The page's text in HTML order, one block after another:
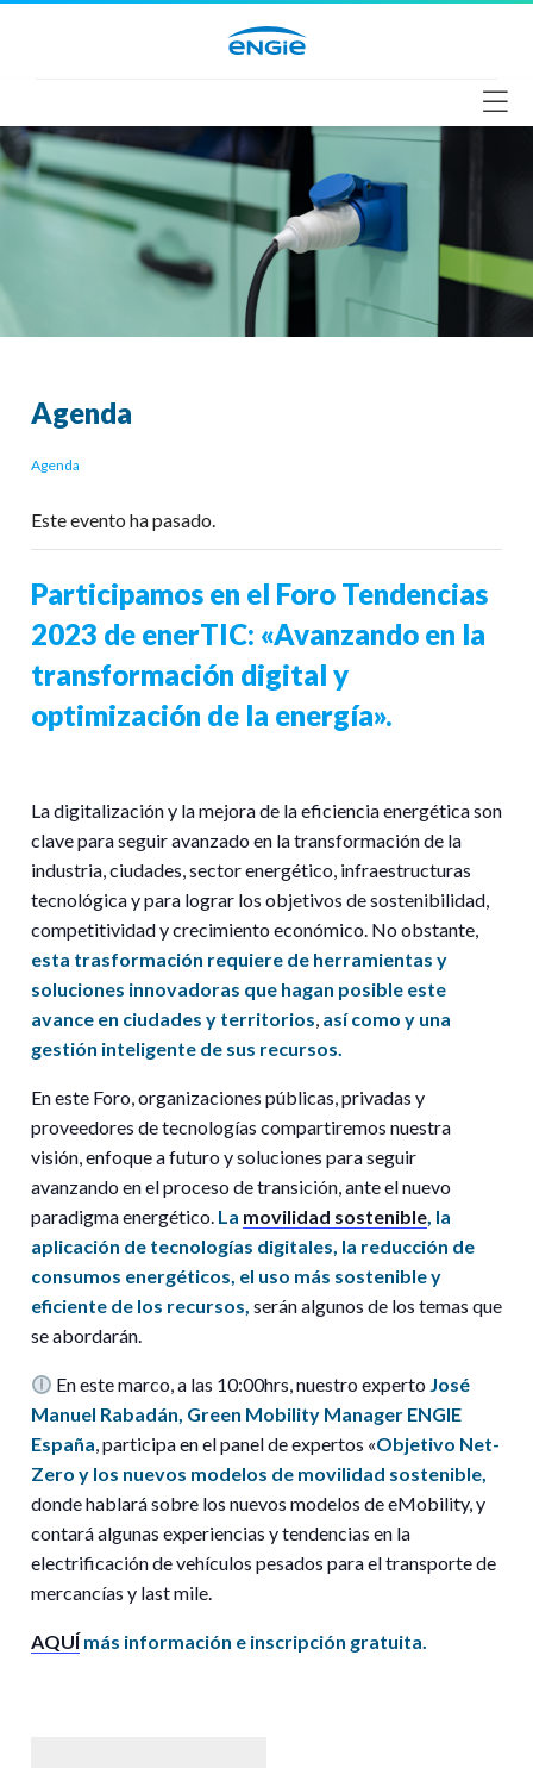
Agenda
Agenda
Este evento ha pasado.
Participamos en el Foro Tendencias
2023 de enerTIC: «Avanzando en la
transformación digital y
optimización de la energía».
La digitalización y la mejora de la eficiencia energética son
clave para seguir avanzado en la transformación de la
industria, ciudades, sector energético, infraestructuras
tecnológica y para lograr los objetivos de sostenibilidad,
competitividad y crecimiento económico. No obstante,
esta trasformación requiere de herramientas y
soluciones innovadoras que hagan posible este
avance en ciudades y territorios, así como y una
gestión inteligente de sus recursos.
En este Foro, organizaciones públicas, privadas y
proveedores de tecnologías compartiremos nuestra
visión, enfoque a futuro y soluciones para seguir
avanzando en el proceso de transición, ante el nuevo
paradigma energético. La movilidad sostenible, la
aplicación de tecnologías digitales, la reducción de
consumos energéticos, el uso más sostenible y
eficiente de los recursos, serán algunos de los temas que
se abordarán.
En este marco, a las 10:00hrs, nuestro experto José
Manuel Rabadán, Green Mobility Manager ENGIE
España, participa en el panel de expertos «Objetivo Net-
Zero y los nuevos modelos de movilidad sostenible,
donde hablará sobre los nuevos modelos de eMobility, y
contará algunas experiencias y tendencias en la
electrificación de vehículos pesados para el transporte de
mercancías y last mile.
AQUÍ más información e inscripción gratuita.